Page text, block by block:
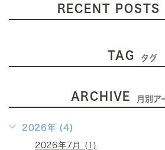
RECENT POSTS
TAG タグ
ARCHIVE 月別ア
2026年 (4)
2026年7月 (1)